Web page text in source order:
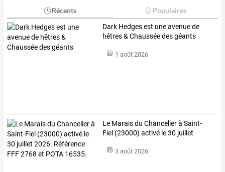
Récents Populaires
Dark Hedges est une avenue de
hêtres & Chaussée des géants
1 août 2026
Le Maraisdu Chancelierà Saint-
Fiel (23000) activé le30 juillet
3 août 2026